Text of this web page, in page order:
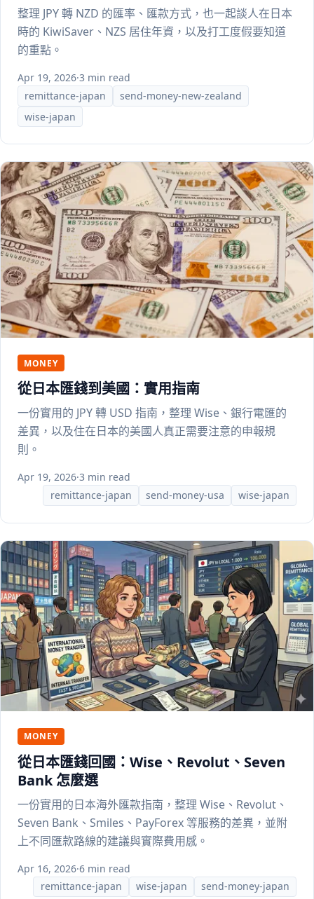
整理 JPY 轉 NZD 的匯率、匯款方式，也一起談人在日本
時的 KiwiSaver、NZS 居住年資，以及打工度假要知道
的重點。
Apr 19, 2026·3 min read
remittance-japan
send-money-new-zealand
wise-japan
MONEY
從日本匯錢到美國：實用指南
一份實用的 JPY 轉 USD 指南，整理 Wise、銀行電匯的
差異，以及住在日本的美國人真正需要注意的申報規
則。
Apr 19, 2026·3 min read
remittance-japan
send-money-usa wise-japan
MONEY
從日本匯錢回國：Wise、Revolut、Seven
Bank 怎麼選
一份實用的日本海外匯款指南，整理 Wise、Revolut、
Seven Bank、Smiles、PayForex 等服務的差異，並附
上不同匯款路線的建議與實際費用感。
Apr 16, 2026·6 min read
remittance-japan
wise-japan send-money-japan